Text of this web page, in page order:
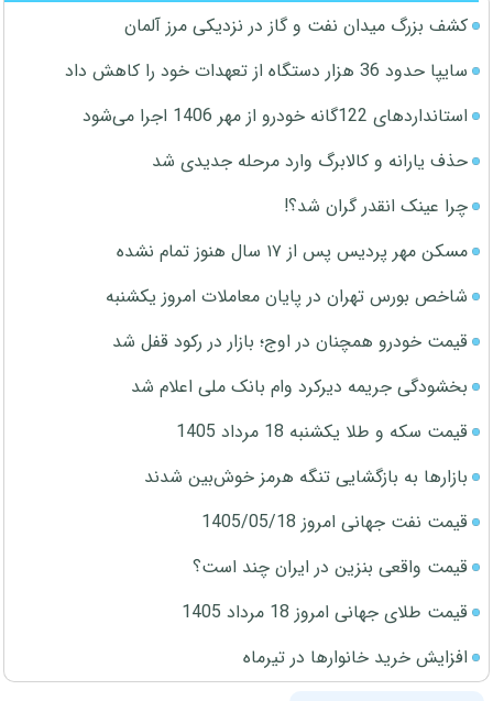
کشف بزرگ میدان نفت و گاز در نزدیکی مرز آلمان
سایپا حدود 36 هزار دستگاه از تعهدات خود را کاهش داد
استانداردهای 122گانه خودرو از مهر 1406 اجرا می‌شود
حذف یارانه و کالابرگ وارد مرحله جدیدی شد
چرا عینک انقدر گران شد؟!
مسکن مهر پردیس پس از ۱۷ سال هنوز تمام نشده
شاخص بورس تهران در پایان معاملات امروز یکشنبه
قیمت خودرو همچنان در اوج؛ بازار در رکود قفل شد
بخشودگی جریمه دیرکرد وام بانک ملی اعلام شد
قیمت سکه و طلا یکشنبه 18 مرداد 1405
بازارها به بازگشایی تنگه هرمز خوش‌بین شدند
قیمت نفت جهانی امروز 1405/05/18
قیمت واقعی بنزین در ایران چند است؟
قیمت طلای جهانی امروز 18 مرداد 1405
افزایش خرید خانوارها در تیرماه